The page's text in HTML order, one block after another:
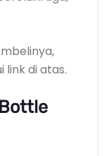
link di atas.